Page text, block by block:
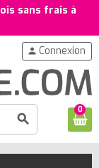
sans frais à
search
person Connexion
0